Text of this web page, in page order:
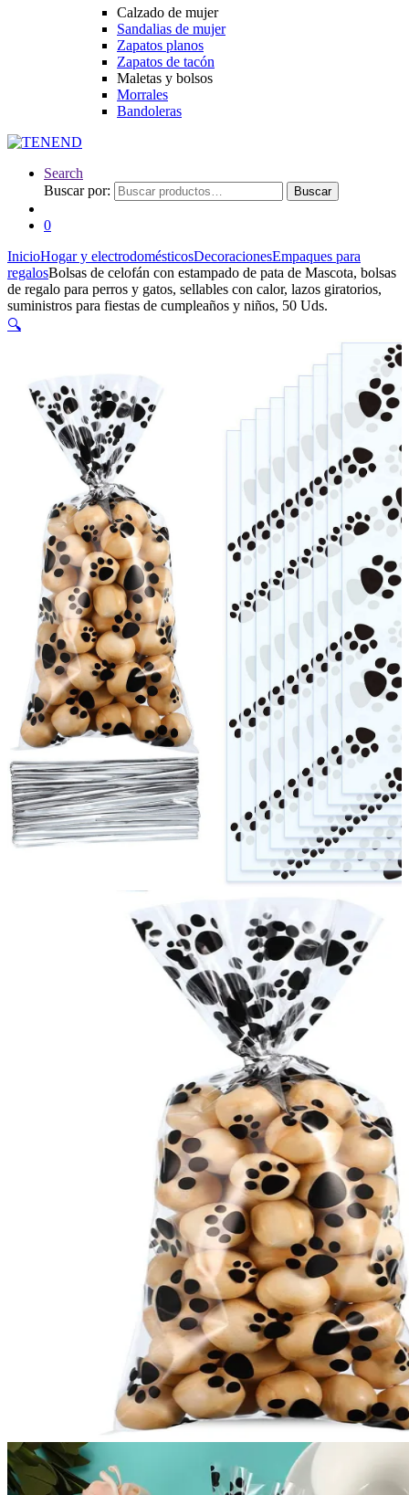
Calzado de mujer
Sandalias de mujer
Zapatos planos
Zapatos de tacón
Maletas y bolsos
Morrales
Bandoleras
Search
Buscar por:
Buscar
0
InicioHogar y electrodomésticosDecoracionesEmpaques para
regalosBolsas de celofán con estampado de pata de Mascota, bolsas
de regalo para perros y gatos, sellables con calor, lazos giratorios,
suministros para fiestas de cumpleaños y niños, 50 Uds.
🔍